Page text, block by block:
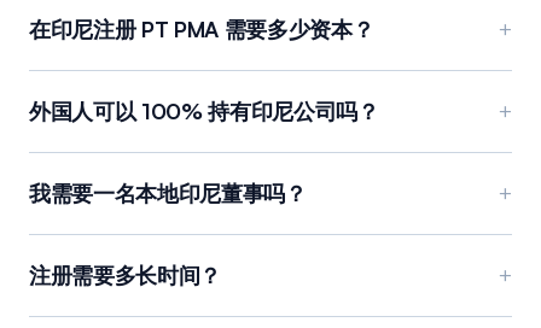
在印尼注册 PT PMA 需要多少资本？ +
外国人可以 100% 持有印尼公司吗？ +
我需要一名本地印尼董事吗？ +
注册需要多长时间？ +